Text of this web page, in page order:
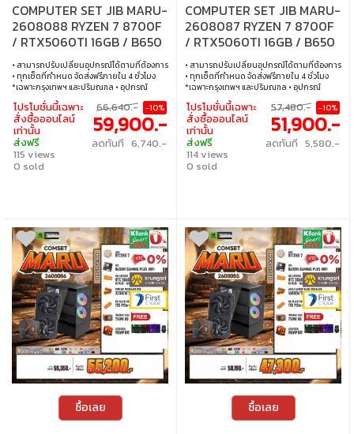
COMPUTER SET JIB MARU-
2608088 RYZEN 7 8700F
/ RTX5060TI 16GB / B650
/ 32GB DDR5 / M.2 1TB
• สามารถปรับเปลี่ยนอุปกรณ์ได้ตามที่ต้องการ
• ทุกเซ็ตที่กำหนด จัดส่งฟรีภายใน 4 ชั่วโมง
*เฉพาะกรุงเทพฯ และปริมณฑล • อุปกรณ์
คอมพิวเตอร์เสียภายใน 30 วัน นับจากวันซื้อ
เปลี่ยนอุปกรณ์คอมพิวเตอร์ใหม่ให้ทันที
ภายใน 24 ชั่วโมง เฉพาะซื้อผ่าน JIB Online
เท่านั้น (เงื่อนไขเป็นไปตามที่กำหนด) • ผ่อน
สบายๆ 0% นาน 10 เดือน ทุกเซ็ต • บริการ
ซ่อมและตรวจเช็คอาการ ฟรี! ได้ที่เจไอบีกว่า 140
สาขา ทั่วประเทศ
โปรโมชั่นนี้เฉพาะ
สั่งซื้อออนไลน์
เท่านั้น
ส่งฟรี
115 views
0 sold
66,640.- -10%
59,900.-
ลดทันที 6,740.-
COMPUTER SET JIB MARU-
2608087 RYZEN 7 8700F
/ RTX5060TI 16GB / B650
/ 16GB DDR5 / M.2 1TB
• สามารถปรับเปลี่ยนอุปกรณ์ได้ตามที่ต้องการ
• ทุกเซ็ตที่กำหนด จัดส่งฟรีภายใน 4 ชั่วโมง
*เฉพาะกรุงเทพฯ และปริมณฑล • อุปกรณ์
คอมพิวเตอร์เสียภายใน 30 วัน นับจากวันซื้อ
เปลี่ยนอุปกรณ์คอมพิวเตอร์ใหม่ให้ทันที
ภายใน 24 ชั่วโมง เฉพาะซื้อผ่าน JIB Online
เท่านั้น (เงื่อนไขเป็นไปตามที่กำหนด) • ผ่อน
สบายๆ 0% นาน 10 เดือน ทุกเซ็ต • บริการ
ซ่อมและตรวจเช็คอาการ ฟรี! ได้ที่เจไอบีกว่า 140
สาขา ทั่วประเทศ
โปรโมชั่นนี้เฉพาะ
สั่งซื้อออนไลน์
เท่านั้น
ส่งฟรี
114 views
0 sold
57,480.- -10%
51,900.-
ลดทันที 5,580.-
ซื้อเลย ซื้อเลย